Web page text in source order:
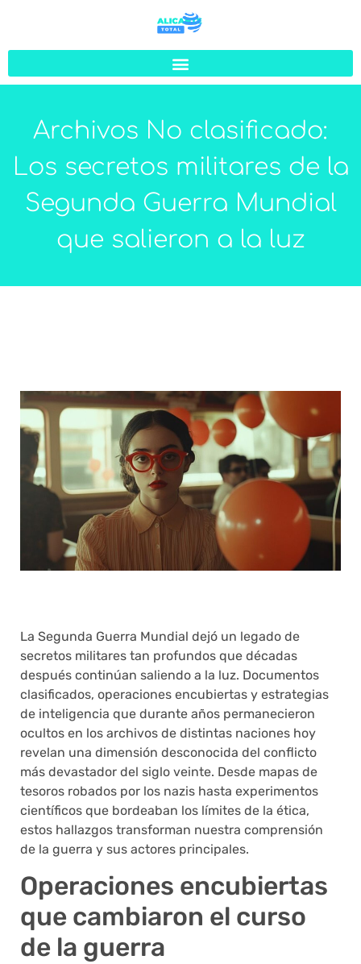
Archivos No clasificado:
Los secretos militares de la
Segunda Guerra Mundial
que salieron a la luz
La Segunda Guerra Mundial dejó un legado de
secretos militares tan profundos que décadas
después continúan saliendo a la luz. Documentos
clasificados, operaciones encubiertas y estrategias
de inteligencia que durante años permanecieron
ocultos en los archivos de distintas naciones hoy
revelan una dimensión desconocida del conflicto
más devastador del siglo veinte. Desde mapas de
tesoros robados por los nazis hasta experimentos
científicos que bordeaban los límites de la ética,
estos hallazgos transforman nuestra comprensión
de la guerra y sus actores principales.
Operaciones encubiertas
que cambiaron el curso
de la guerra